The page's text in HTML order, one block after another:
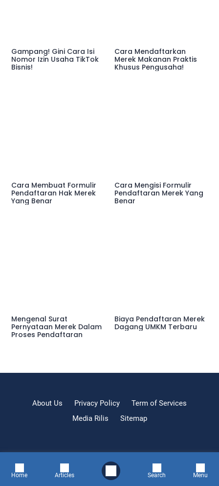
Gampang! Gini Cara Isi
Nomor Izin Usaha TikTok
Bisnis!
Cara Mendaftarkan
Merek Makanan Praktis
Khusus Pengusaha!
Cara Membuat Formulir
Pendaftaran Hak Merek
Yang Benar
Cara Mengisi Formulir
Pendaftaran Merek Yang
Benar
Mengenal Surat
Pernyataan Merek Dalam
Proses Pendaftaran
Biaya Pendaftaran Merek
Dagang UMKM Terbaru
About Us Privacy Policy
Term of Services
Media Rilis
Sitemap
Home Articles Search Menu